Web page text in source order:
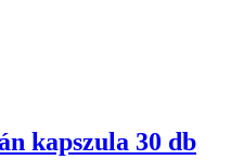
kapszula 30 db